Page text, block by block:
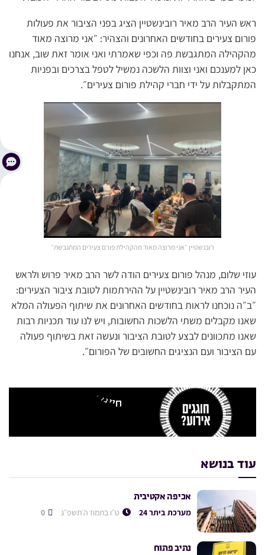
ראש העיר הרב מאיר רובינשטיין הציג בפני הציבור את פעולות
פורום צעירים בחודשים האחרונים והצהיר: ״אני מרוצה מאוד
מהקהילה המתגבשת פה וכפי שאמרתי ואני אומר זאת שוב, אנחנו
כאן למענכם ואני וצוות הלשכה נמשיל לטפל בצרכים ובפניות
המתקבלות על ידי חברי קהילת פורום צעירים״.
רובנשטיין ״אני מרוצה מאוד מהקהילת פורם צעירים המתגבשת״
עוזי שלום, מנהל פורום צעירים הודה לשר הרב מאיר פרוש ולראש
העיר הרב מאיר רובינשטיין על ההירתמות לטובת ציבור הצעירים:
״ב״ה נוכחנו לראות בחודשים האחרונים את שיתוף הפעולה המלא
שאנו מקבלים משתי הלשכות החשובות, ויש לנו עוד תכניות רבות
שאנו מתכוונים לבצע לטובת הציבור ונעשה זאת בשיתוף פעולה
עם הציבור ועם הנציגים החשובים של הפורום״.
עוד בנושא
אכיפה אקטיבית
מערכת ביתר 24 ט״ו בתמוז ה׳תשפ״ג
נתיב פתוח